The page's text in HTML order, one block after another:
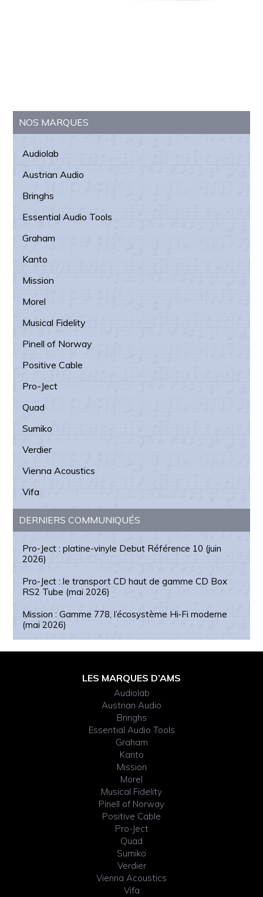
Barre
principale
NOS MARQUES
Audiolab
Austrian Audio
Bringhs
Essential Audio Tools
Graham
Kanto
Mission
Morel
Musical Fidelity
Pinell of Norway
Positive Cable
Pro-Ject
Quad
Sumiko
Verdier
Vienna Acoustics
Vifa
DERNIERS COMMUNIQUÉS
Pro-Ject : platine-vinyle Debut Référence 10 (juin
2026)
Pro-Ject : le transport CD haut de gamme CD Box
RS2 Tube (mai 2026)
Mission : Gamme 778, l’écosystème Hi‑Fi moderne
(mai 2026)
LES MARQUES D’AMS
Audiolab
Austrian Audio
Bringhs
Essential Audio Tools
Graham
Kanto
Mission
Morel
Musical Fidelity
Pinell of Norway
Positive Cable
Pro-Ject
Quad
Sumiko
Verdier
Vienna Acoustics
Vifa